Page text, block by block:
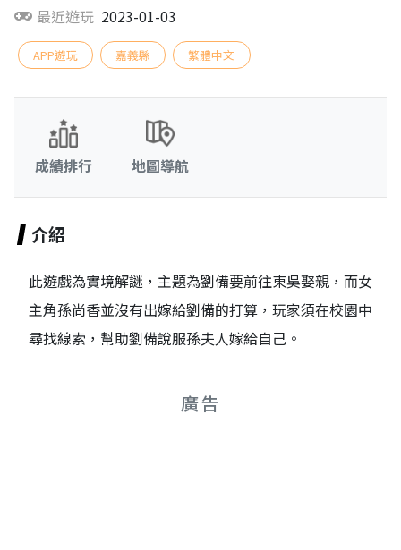
最近遊玩 2023-01-03
APP遊玩 嘉義縣 繁體中文
成績排行 地圖導航
介紹
此遊戲為實境解謎，主題為劉備要前往東吳娶親，而女
主角孫尚香並沒有出嫁給劉備的打算，玩家須在校園中
尋找線索，幫助劉備說服孫夫人嫁給自己。
廣告